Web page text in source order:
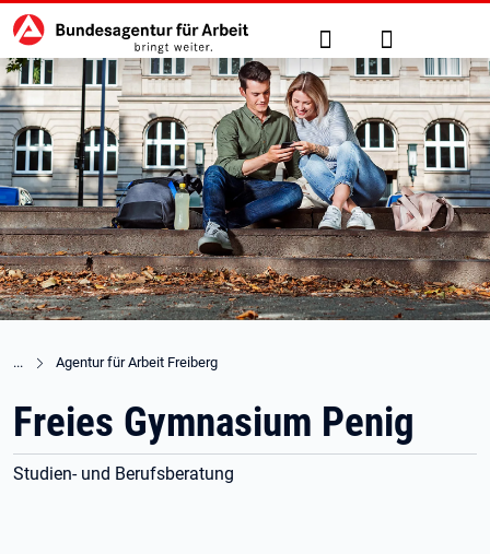
zu den Hauptinhalten springen
Hauptnavigation Suche Anmelden
Agentur für Arbeit Freiberg
Freies Gymnasium Penig
Studien- und Berufsberatung